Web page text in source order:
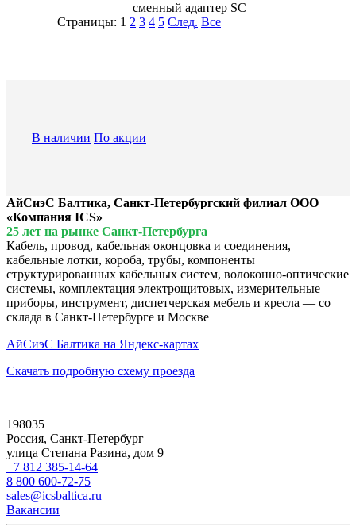
сменный адаптер SC
Страницы: 1 2 3 4 5 След. Все
В наличии По акции
АйСиэС Балтика, Санкт-Петербургский филиал ООО
«Компания ICS»
25 лет на рынке Санкт-Петербурга
Кабель, провод, кабельная оконцовка и соединения,
кабельные лотки, короба, трубы, компоненты
структурированных кабельных систем, волоконно-оптические
системы, комплектация электрощитовых, измерительные
приборы, инструмент, диспетчерская мебель и кресла — со
склада в Санкт-Петербурге и Москве
АйСиэС Балтика на Яндекс-картах
Скачать подробную схему проезда
198035
Россия, Санкт-Петербург
улица Степана Разина, дом 9
+7 812 385-14-64
8 800 600-72-75
sales@icsbaltica.ru
Вакансии